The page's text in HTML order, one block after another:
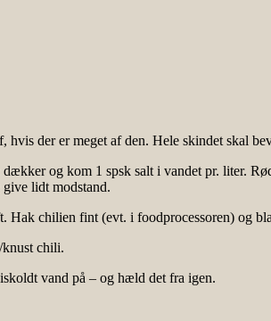
der er meget af den. Hele skindet skal
og kom 1 spsk salt i vandet pr. liter.
lidt modstand.
chilien fint (evt. i foodprocessoren) og
chili.
vand på – og hæld det fra igen.